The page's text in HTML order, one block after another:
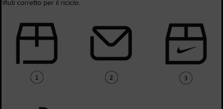
rifiuti corretto per il riciclo.